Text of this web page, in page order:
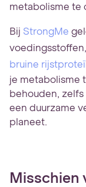
metabolisme te
Bij StrongMe
bruine
je metabolisme
behouden,
een duurzame
planeet.
Misschien